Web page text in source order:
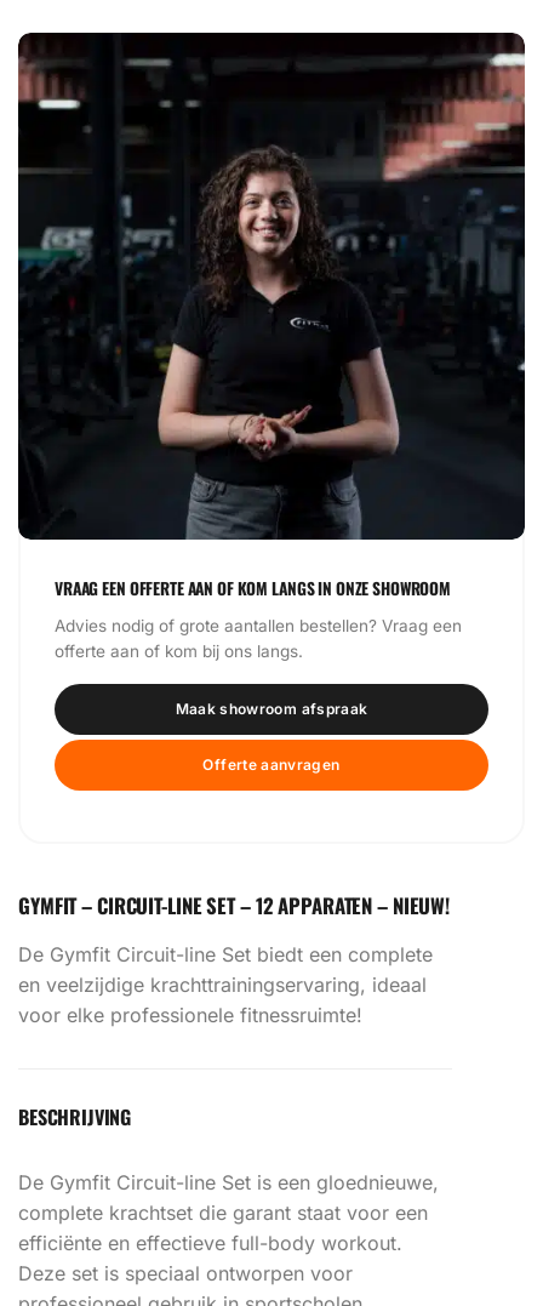
VRAAG EEN OFFERTE AAN OF KOM LANGS IN ONZE SHOWROOM
Advies nodig of grote aantallen bestellen? Vraag een
offerte aan of kom bij ons langs.
Maak showroom afspraak
Offerte aanvragen
GYMFIT – CIRCUIT-LINE SET – 12 APPARATEN – NIEUW!
De Gymfit Circuit-line Set biedt een complete
en veelzijdige krachttrainingservaring, ideaal
voor elke professionele fitnessruimte!
BESCHRIJVING
De Gymfit Circuit-line Set is een gloednieuwe,
complete krachtset die garant staat voor een
efficiënte en effectieve full-body workout.
Deze set is speciaal ontworpen voor